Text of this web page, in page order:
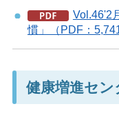
Vol.46'2
慣」（PDF：
健康増進セ